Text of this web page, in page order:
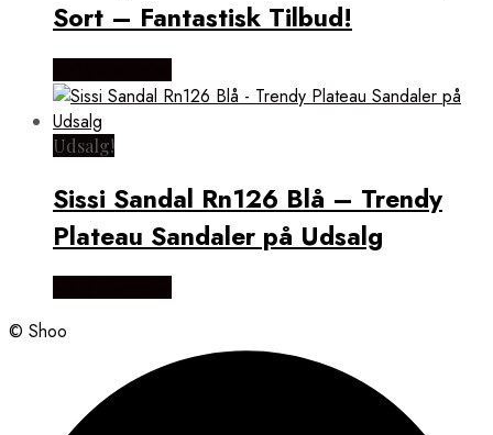
Sort – Fantastisk Tilbud!
Udsalg!
Sissi Sandal Rn126 Blå – Trendy
Plateau Sandaler på Udsalg
© Shoo